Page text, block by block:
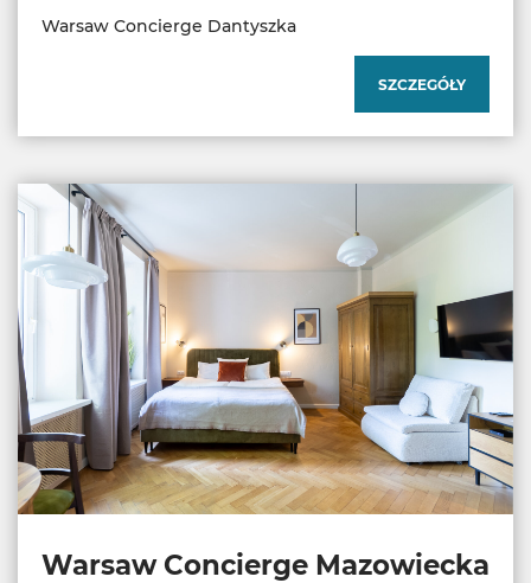
Warsaw Concierge Dantyszka
SZCZEGÓŁY
Warsaw Concierge Mazowiecka